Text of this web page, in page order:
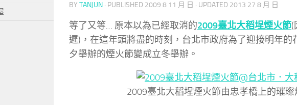
BY TANJUN · PUBLISHED 2009 8 11 月 日 · UPDATED 2013 27 8 月 日
等了又等… 原本以為已經取消的2009臺北大稻埕煙火節(
遲)，在這年頭將盡的時刻，台北市政府為了迎接明年的
夕舉辦的煙火節變成立冬舉辦。
2009臺北大稻埕煙火節由忠孝橋上的璀璨